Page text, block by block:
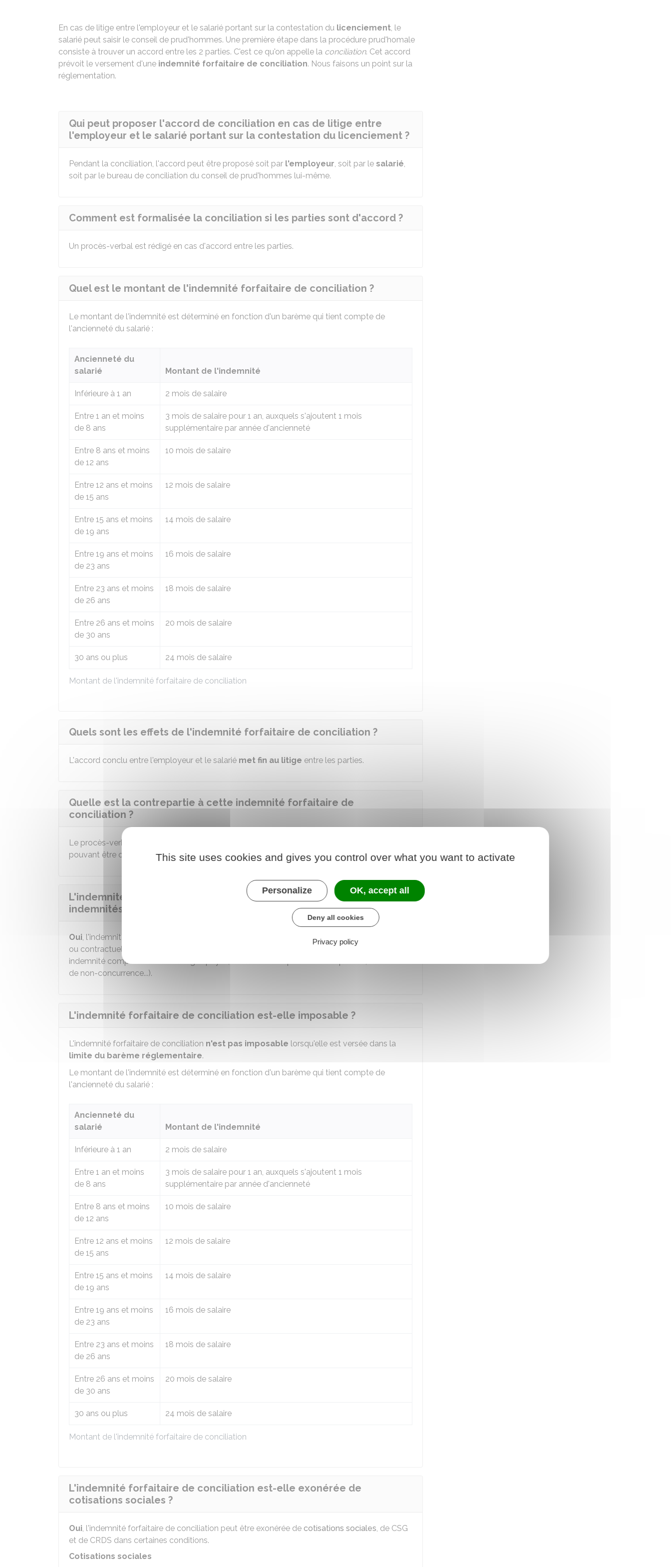
En cas de litige entre l'employeur et le salarié portant sur la contestation du licenciement, le
salarié peut saisir le conseil de prud'hommes. Une première étape dans la procédure prud'homale
consiste à trouver un accord entre les 2 parties. C'est ce qu'on appelle la conciliation. Cet accord
prévoit le versement d'une indemnité forfaitaire de conciliation. Nous faisons un point sur la
réglementation.
Qui peut proposer l'accord de conciliation en cas de litige entre
l'employeur et le salarié portant sur la contestation du licenciement ?
Pendant la conciliation, l'accord peut être proposé soit par l'employeur, soit par le salarié,
soit par le bureau de conciliation du conseil de prud'hommes lui-même.
Comment est formalisée la conciliation si les parties sont d'accord ?
Un procès-verbal est rédigé en cas d'accord entre les parties.
Quel est le montant de l'indemnité forfaitaire de conciliation ?
Le montant de l'indemnité est déterminé en fonction d'un barème qui tient compte de
l'ancienneté du salarié :
Montant de l'indemnité forfaitaire de conciliation
Ancienneté du
salarié
Montant de l'indemnité
Inférieure à 1 an 2 mois de salaire
Entre 1 an et moins
de 8 ans
3 mois de salaire pour 1 an, auxquels s'ajoutent 1 mois
supplémentaire par année d'ancienneté
Entre 8 ans et moins
de 12 ans
10 mois de salaire
Entre 12 ans et moins
de 15 ans
12 mois de salaire
Entre 15 ans et moins
de 19 ans
14 mois de salaire
Entre 19 ans et moins
de 23 ans
16 mois de salaire
Entre 23 ans et moins
de 26 ans
18 mois de salaire
Entre 26 ans et moins
de 30 ans
20 mois de salaire
30 ans ou plus 24 mois de salaire
Quels sont les effets de l'indemnité forfaitaire de conciliation ?
L'accord conclu entre l'employeur et le salarié met fin au litige entre les parties.
Quelle est la contrepartie à cette indemnité forfaitaire de
conciliation ?
Le procès-verbal constatant l'accord vaut renonciation à toutes réclamations et indemnités
pouvant être octroyées en cas delicenciement nul, injustifié ou irrégulier.
L'indemnité forfaitaire de conciliation se cumule-t-elle avec d'autres
indemnités ?
Oui, l'indemnité de conciliation est cumulable avec les indemnités légales, conventionnelles
ou contractuelles liées à la rupture du contrat de travail (indemnité de licenciement,
indemnité compensatrice de congés payés, indemnité compensatrice de préavis, indemnité
de non-concurrence...).
L'indemnité forfaitaire de conciliation est-elle imposable ?
L'indemnité forfaitaire de conciliation n'est pas imposable lorsqu'elle est versée dans la
limite du barème réglementaire.
Le montant de l'indemnité est déterminé en fonction d'un barème qui tient compte de
l'ancienneté du salarié :
Montant de l'indemnité forfaitaire de conciliation
Ancienneté du
salarié
Montant de l'indemnité
Inférieure à 1 an 2 mois de salaire
Entre 1 an et moins
de 8 ans
3 mois de salaire pour 1 an, auxquels s'ajoutent 1 mois
supplémentaire par année d'ancienneté
Entre 8 ans et moins
de 12 ans
10 mois de salaire
Entre 12 ans et moins
de 15 ans
12 mois de salaire
Entre 15 ans et moins
de 19 ans
14 mois de salaire
Entre 19 ans et moins
de 23 ans
16 mois de salaire
Entre 23 ans et moins
de 26 ans
18 mois de salaire
Entre 26 ans et moins
de 30 ans
20 mois de salaire
30 ans ou plus 24 mois de salaire
L'indemnité forfaitaire de conciliation est-elle exonérée de
cotisations sociales ?
Oui, l'indemnité forfaitaire de conciliation peut être exonérée de cotisations sociales, de CSG
et de CRDS dans certaines conditions.
Cotisations sociales
This site uses cookies and gives you control over what you want to activate
Personalize OK, accept all
Deny all cookies
Privacy policy